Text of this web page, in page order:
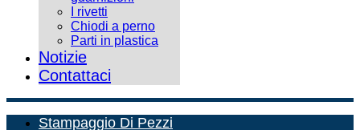
I rivetti
Chiodi a perno
Parti in plastica
Notizie
Contattaci
Stampaggio Di Pezzi